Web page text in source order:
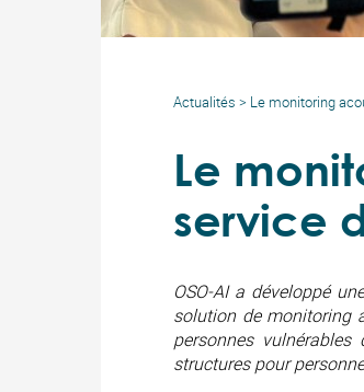
Actualités > Le monitoring
Le
service
OSO-AI a développé
solution de monitoring
personnes vulnérables
structures pour